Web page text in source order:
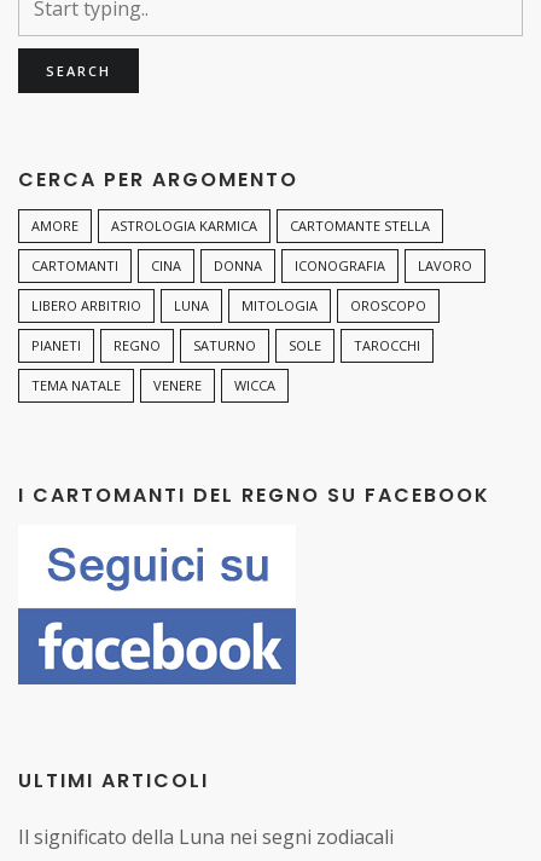
CERCA PER ARGOMENTO
AMORE ASTROLOGIA KARMICA CARTOMANTE STELLA
CARTOMANTI CINA DONNA ICONOGRAFIA LAVORO
LIBERO ARBITRIO LUNA MITOLOGIA OROSCOPO
PIANETI REGNO SATURNO SOLE TAROCCHI
TEMA NATALE VENERE WICCA
I CARTOMANTI DEL REGNO SU FACEBOOK
ULTIMI ARTICOLI
Il significato della Luna nei segni zodiacali